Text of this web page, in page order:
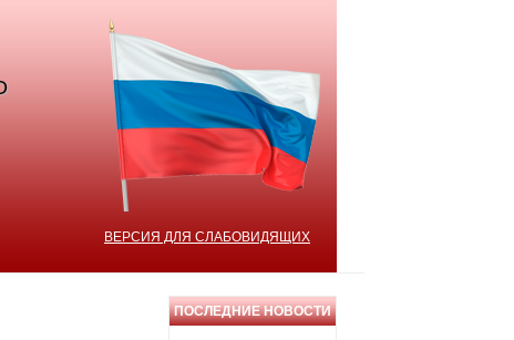
ВЕРСИЯ ДЛЯ СЛАБОВИДЯЩИХ
ПОСЛЕДНИЕ НОВОСТИ